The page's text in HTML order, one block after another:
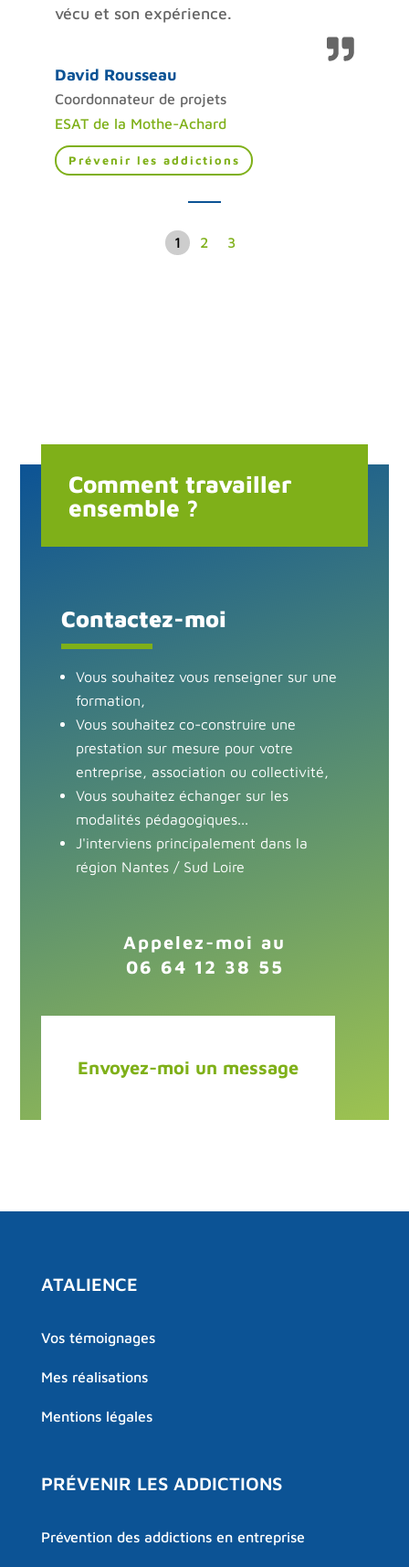
vécu et son expérience.
David Rousseau
Coordonnateur de projets
ESAT de la Mothe-Achard
Prévenir les addictions
1 2 3
Comment travailler
ensemble ?
Contactez-moi
Vous souhaitez vous renseigner sur une
formation,
Vous souhaitez co-construire une
prestation sur mesure pour votre
entreprise, association ou collectivité,
Vous souhaitez échanger sur les
modalités pédagogiques...
J'interviens principalement dans la
région Nantes / Sud Loire
Appelez-moi au
06 64 12 38 55
Envoyez-moi un message
ATALIENCE
Vos témoignages
Mes réalisations
Mentions légales
PRÉVENIR LES ADDICTIONS
Prévention des addictions en entreprise